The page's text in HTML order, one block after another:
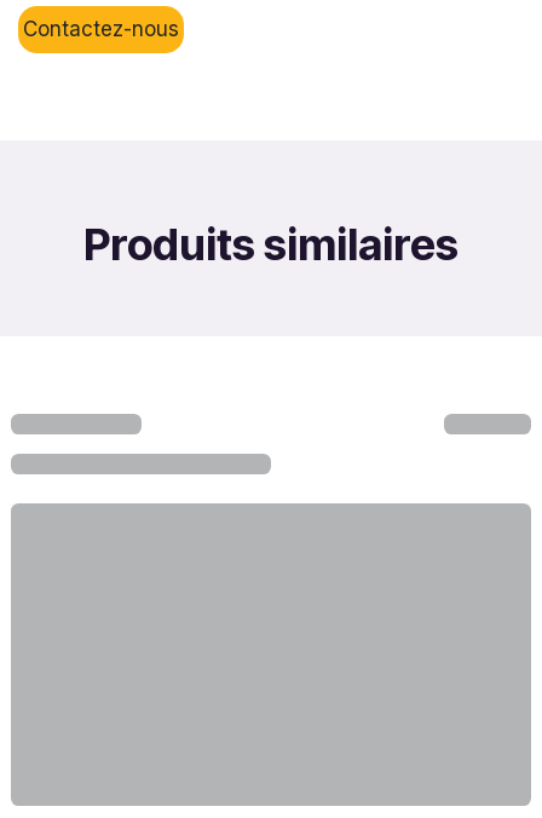
Contactez-nous
Produits similaires